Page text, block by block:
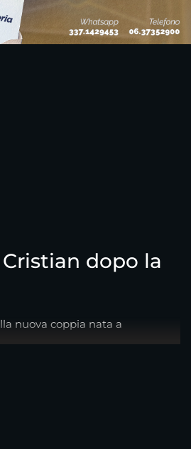
dopo la
nuova coppia nata a